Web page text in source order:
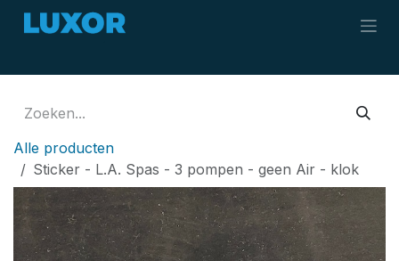
Overslaan naar inhoud
Alle producten
Sticker - L.A. Spas - 3 pompen - geen Air - klok